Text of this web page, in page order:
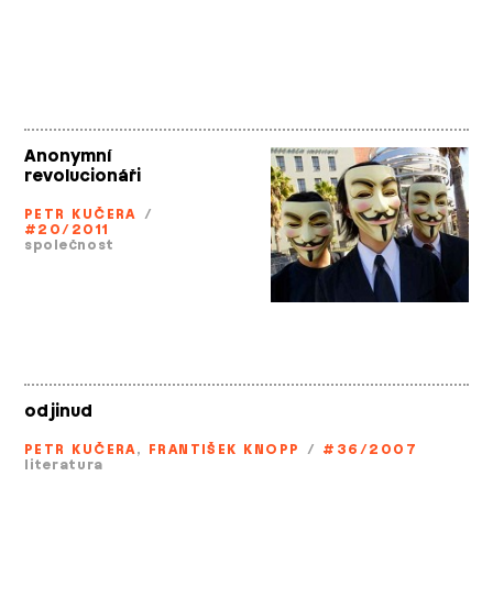
Anonymní
revolucionáři
PETR KUČERA /
#20/2011
společnost
odjinud
PETR KUČERA, FRANTIŠEK KNOPP / #36/2007
literatura